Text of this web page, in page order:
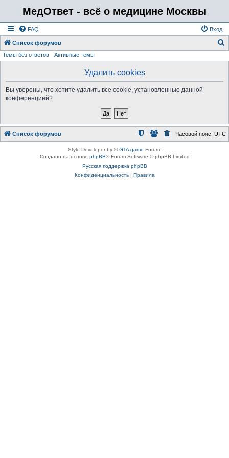
МедОтвет - всё о медицине Москвы
FAQ Вход
Список форумов
Темы без ответов Активные темы
Удалить cookies
Вы уверены, что хотите удалить все cookie, установленные данной
конференцией?
Список форумов Часовой пояс: UTC
Style Developer by ©GTA game Forum.
Создано на основе phpBB® Forum Software © phpBB Limited
Русская поддержка phpBB
Конфиденциальность| Правила